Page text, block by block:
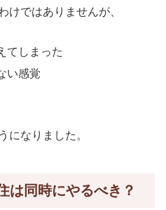
けではありませんが、
てしまった
い感覚
になりました。
は同時にやるべき？